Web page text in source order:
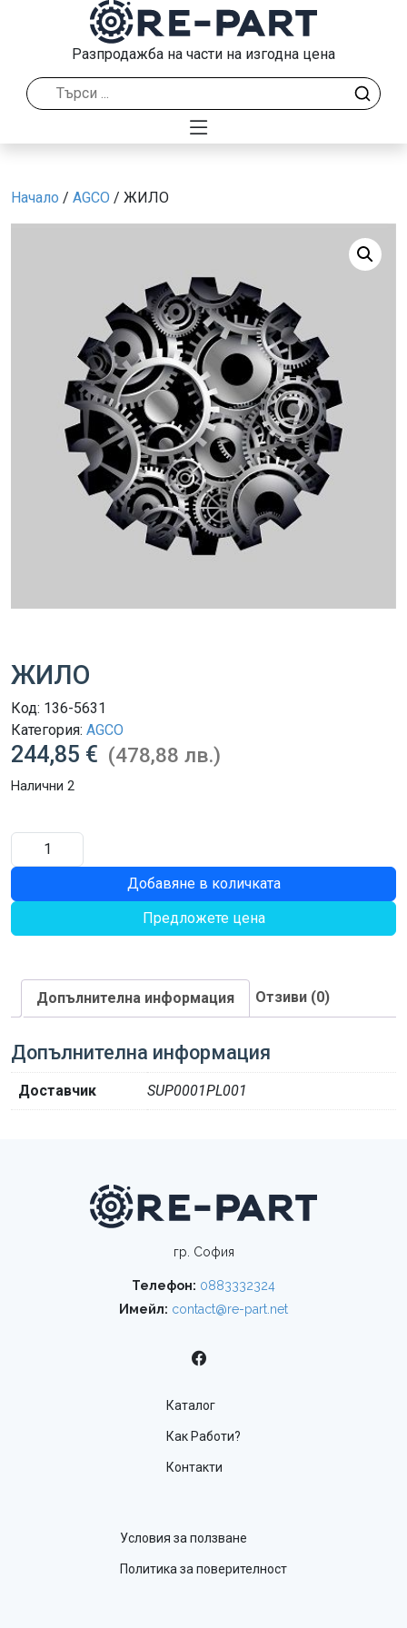
Разпродажба на части на изгодна цена
Начало / AGCO / ЖИЛО
ЖИЛО
Код: 136-5631
Категория: AGCO
244,85 € (478,88 лв.)
Налични 2
количество
за
Добавяне в количката
Предложете цена
Допълнителна информация Отзиви (0)
Допълнителна информация
Доставчик SUP0001PL001
гр. София
Телефон: 0883332324
Имейл: contact@re-part.net
Каталог
Как Работи?
Контакти
Условия за ползване
Политика за поверителност